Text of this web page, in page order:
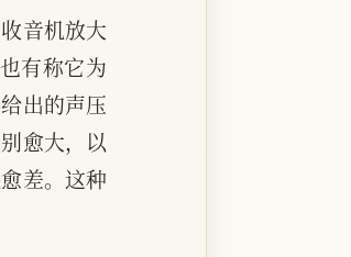
音机放大
有称它为
出的声压
愈大，以
差。这种